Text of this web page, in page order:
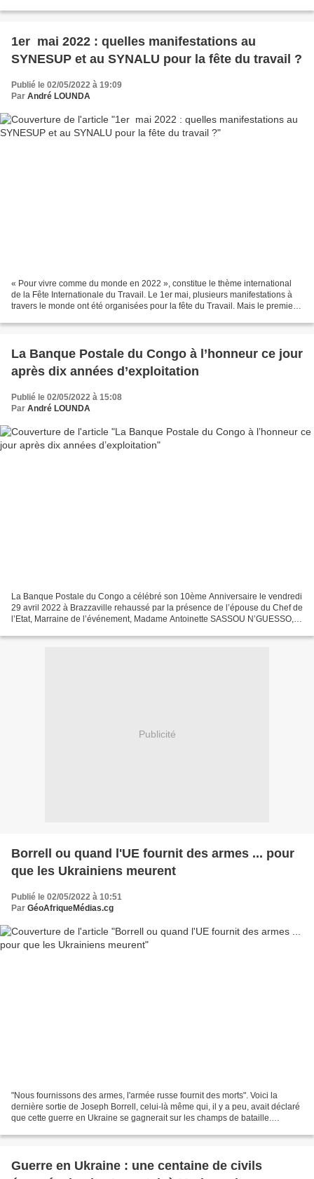
1er mai 2022 : quelles manifestations au
SYNESUP et au SYNALU pour la fête du travail ?
Publié le 02/05/2022 à 19:09
Par André LOUNDA
« Pour vivre comme du monde en 2022 », constitue le thème international
de la Fête Internationale du Travail. Le 1er mai, plusieurs manifestations à
travers le monde ont été organisées pour la fête du Travail. Mais le premier
La Banque Postale du Congo à l’honneur ce jour
après dix années d’exploitation
Publié le 02/05/2022 à 15:08
Par André LOUNDA
La Banque Postale du Congo a célébré son 10ème Anniversaire le vendredi
29 avril 2022 à Brazzaville rehaussé par la présence de l’épouse du Chef de
l’Etat, Marraine de l’événement, Madame Antoinette SASSOU N’GUESSO,
Publicité
Borrell ou quand l'UE fournit des armes ... pour
que les Ukrainiens meurent
Publié le 02/05/2022 à 10:51
Par GéoAfriqueMédias.cg
"Nous fournissons des armes, l'armée russe fournit des morts". Voici la
dernière sortie de Joseph Borrell, celui-là même qui, il y a peu, avait déclaré
que cette guerre en Ukraine se gagnerait sur les champs de bataille.
Guerre en Ukraine : une centaine de civils